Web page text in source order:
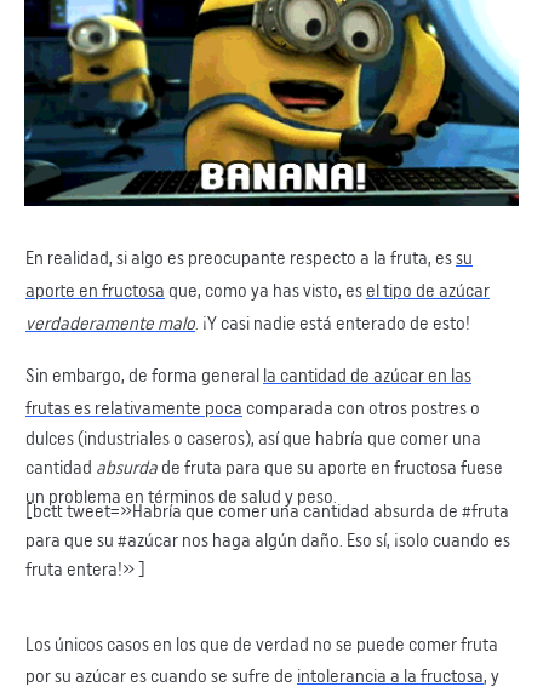
​En realidad, si algo es preocupante respecto a la fruta, es su
aporte en fructosa que, como ya has visto, es el tipo de azúcar
verdaderamente ​malo. ¡Y casi nadie está enterado de esto!
​Sin embargo, de forma general la cantidad de azúcar en las
frutas es relativamente poca comparada con otros postres o
dulces (industriales o caseros), así que habría que comer una
cantidad absurda de fruta para que su aporte en fructosa ​fuese
un problema en términos de salud y peso.
[bctt tweet=»Habría que comer una cantidad absurda de #fruta
para que su #azúcar nos haga algún daño. Eso sí, ¡solo cuando es
fruta entera!» ]
Los únicos casos en los que de verdad no se puede comer fruta
por su azúcar es cuando se sufre de intolerancia a la fructosa, y